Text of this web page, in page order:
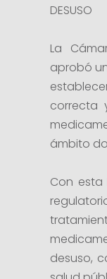
DESUSO
La
aprobó
correcta
ámbito
Con esta
desuso,